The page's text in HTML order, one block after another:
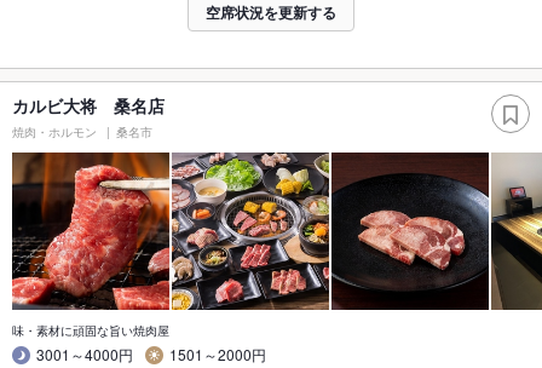
空席状況を更新する
カルビ大将 桑名店
焼肉・ホルモン 桑名市
味・素材に頑固な旨い焼肉屋
3001～4000円
1501～2000円